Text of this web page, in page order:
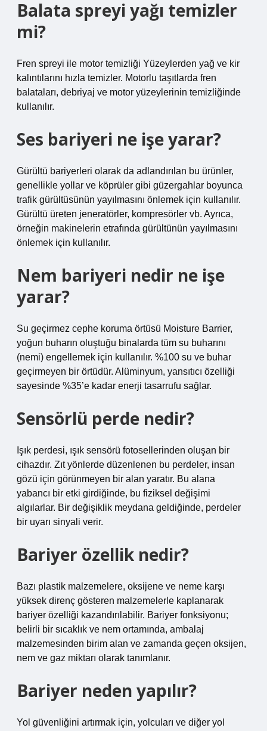
Balata spreyi yağı temizler
mi?
Fren spreyi ile motor temizliği Yüzeylerden yağ ve kir
kalıntılarını hızla temizler. Motorlu taşıtlarda fren
balataları, debriyaj ve motor yüzeylerinin temizliğinde
kullanılır.
Ses bariyeri ne işe yarar?
Gürültü bariyerleri olarak da adlandırılan bu ürünler,
genellikle yollar ve köprüler gibi güzergahlar boyunca
trafik gürültüsünün yayılmasını önlemek için kullanılır.
Gürültü üreten jeneratörler, kompresörler vb. Ayrıca,
örneğin makinelerin etrafında gürültünün yayılmasını
önlemek için kullanılır.
Nem bariyeri nedir ne işe
yarar?
Su geçirmez cephe koruma örtüsü Moisture Barrier,
yoğun buharın oluştuğu binalarda tüm su buharını
(nemi) engellemek için kullanılır. %100 su ve buhar
geçirmeyen bir örtüdür. Alüminyum, yansıtıcı özelliği
sayesinde %35’e kadar enerji tasarrufu sağlar.
Sensörlü perde nedir?
Işık perdesi, ışık sensörü fotosellerinden oluşan bir
cihazdır. Zıt yönlerde düzenlenen bu perdeler, insan
gözü için görünmeyen bir alan yaratır. Bu alana
yabancı bir etki girdiğinde, bu fiziksel değişimi
algılarlar. Bir değişiklik meydana geldiğinde, perdeler
bir uyarı sinyali verir.
Bariyer özellik nedir?
Bazı plastik malzemelere, oksijene ve neme karşı
yüksek direnç gösteren malzemelerle kaplanarak
bariyer özelliği kazandırılabilir. Bariyer fonksiyonu;
belirli bir sıcaklık ve nem ortamında, ambalaj
malzemesinden birim alan ve zamanda geçen oksijen,
nem ve gaz miktarı olarak tanımlanır.
Bariyer neden yapılır?
Yol güvenliğini artırmak için, yolcuları ve diğer yol